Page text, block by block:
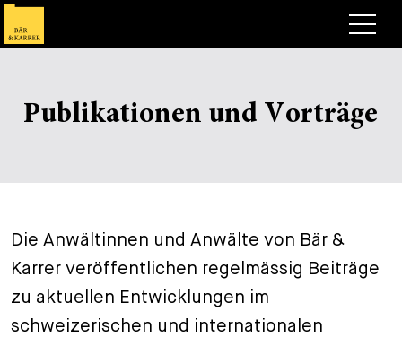
Expertise
Corporate News
Briefing
Publikation
Vortrag
+
Über Bär & Karrer
Karriere
Arbeiten bei uns
+
Kontakt
Publikationen und Vorträge
Die Anwältinnen und Anwälte von Bär &
Karrer veröffentlichen regelmässig Beiträge
zu aktuellen Entwicklungen im
schweizerischen und internationalen